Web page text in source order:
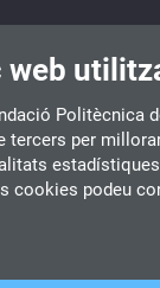
web
Politècnica
tercers per
cookies podeu
33, 08222